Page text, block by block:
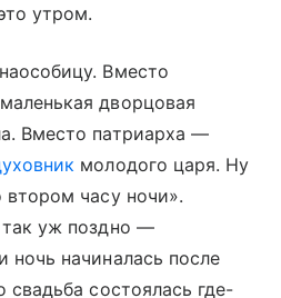
утром.
Вместо
дворцовая
Вместо патриарха —
молодого царя. Ну
втором часу ночи».
уж поздно —
ночь начиналась после
свадьба состоялась где-